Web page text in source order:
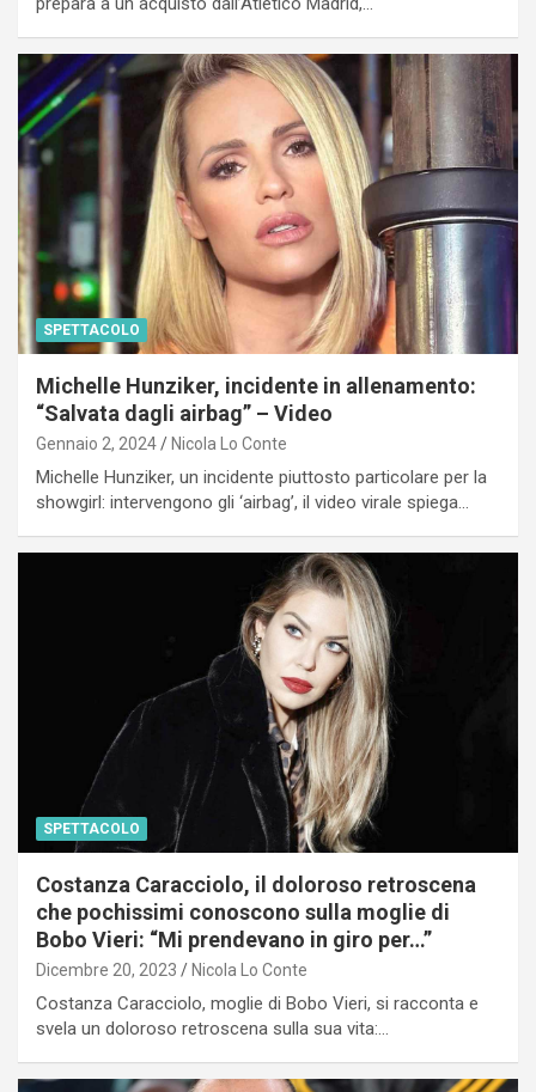
SPETTACOLO
Michelle Hunziker, incidente in allenamento:
“Salvata dagli airbag” – Video
Gennaio 2, 2024 Nicola Lo Conte
Michelle Hunziker, un incidente piuttosto particolare per la
showgirl: intervengono gli ‘airbag’, il video virale spiega…
SPETTACOLO
Costanza Caracciolo, il doloroso retroscena
che pochissimi conoscono sulla moglie di
Bobo Vieri: “Mi prendevano in giro per…”
Dicembre 20, 2023 Nicola Lo Conte
Costanza Caracciolo, moglie di Bobo Vieri, si racconta e
svela un doloroso retroscena sulla sua vita:…